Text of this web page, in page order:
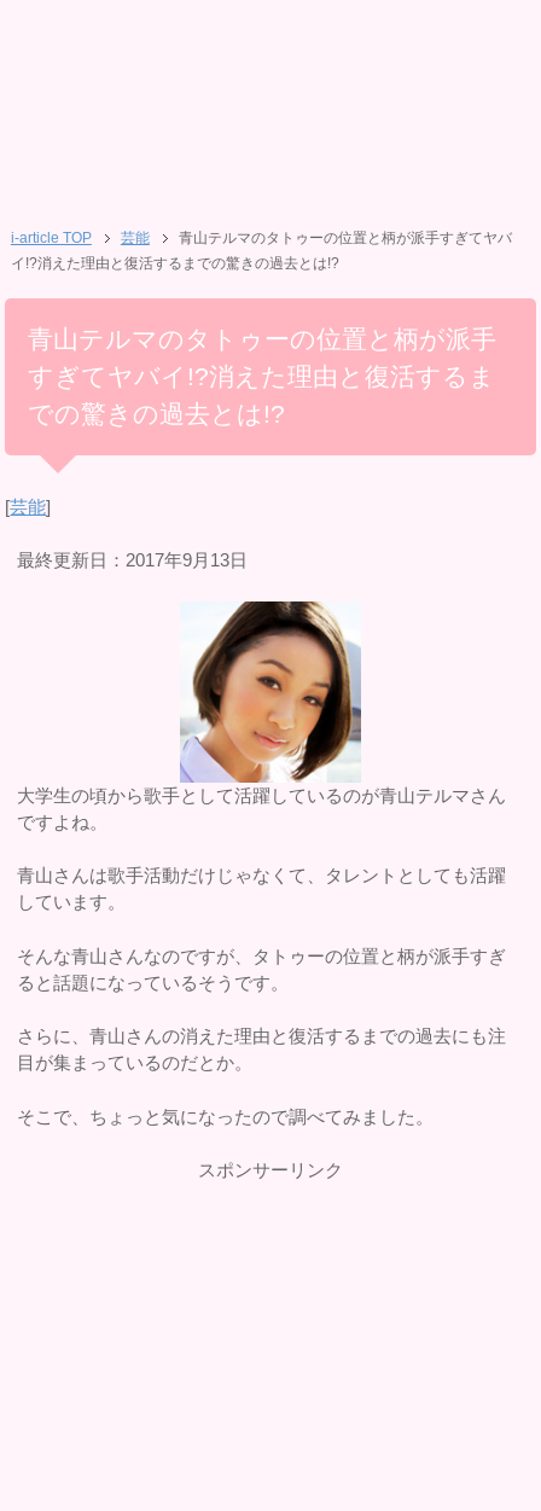
i-article TOP 芸能
青山テルマのタトゥーの位置と柄が派手すぎてヤバ
イ!?消えた理由と復活するまでの驚きの過去とは!?
青山テルマのタトゥーの位置と柄が派手
すぎてヤバイ!?消えた理由と復活するま
での驚きの過去とは!?
[芸能]
最終更新日：2017年9月13日
大学生の頃から歌手として活躍しているのが青山テルマさん
ですよね。
青山さんは歌手活動だけじゃなくて、タレントとしても活躍
しています。
そんな青山さんなのですが、タトゥーの位置と柄が派手すぎ
ると話題になっているそうです。
さらに、青山さんの消えた理由と復活するまでの過去にも注
目が集まっているのだとか。
そこで、ちょっと気になったので調べてみました。
スポンサーリンク